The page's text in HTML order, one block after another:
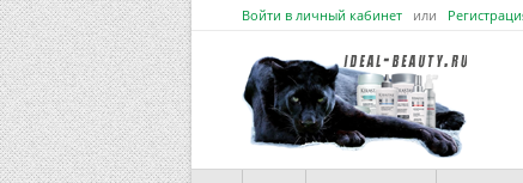
Войти в личный кабинет или